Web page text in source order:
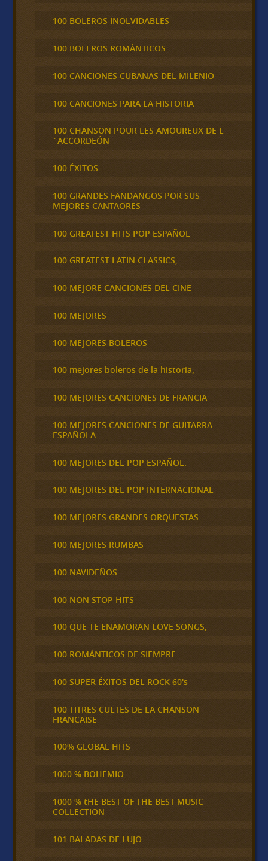
100 BOLEROS INOLVIDABLES
100 BOLEROS ROMÁNTICOS
100 CANCIONES CUBANAS DEL MILENIO
100 CANCIONES PARA LA HISTORIA
100 CHANSON POUR LES AMOUREUX DE L
´ACCORDEÓN
100 ÉXITOS
100 GRANDES FANDANGOS POR SUS
MEJORES CANTAORES
100 GREATEST HITS POP ESPAÑOL
100 GREATEST LATIN CLASSICS,
100 MEJORE CANCIONES DEL CINE
100 MEJORES
100 MEJORES BOLEROS
100 mejores boleros de la historia,
100 MEJORES CANCIONES DE FRANCIA
100 MEJORES CANCIONES DE GUITARRA
ESPAÑOLA
100 MEJORES DEL POP ESPAÑOL.
100 MEJORES DEL POP INTERNACIONAL
100 MEJORES GRANDES ORQUESTAS
100 MEJORES RUMBAS
100 NAVIDEÑOS
100 NON STOP HITS
100 QUE TE ENAMORAN LOVE SONGS,
100 ROMÁNTICOS DE SIEMPRE
100 SUPER ÉXITOS DEL ROCK 60's
100 TITRES CULTES DE LA CHANSON
FRANCAISE
100% GLOBAL HITS
1000 % BOHEMIO
1000 % tHE BEST OF THE BEST MUSIC
COLLECTION
101 BALADAS DE LUJO